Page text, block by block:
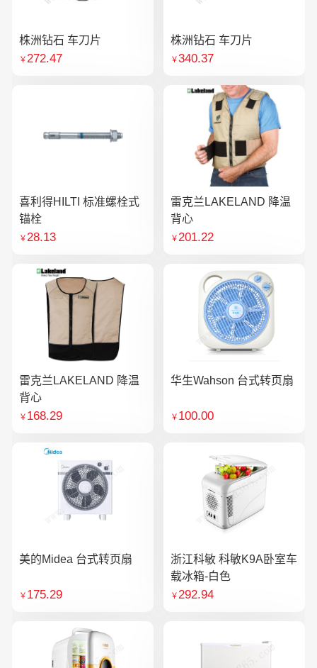
株洲钻石 车刀片
￥272.47
株洲钻石 车刀片
￥340.37
喜利得HILTI 标准螺栓式
锚栓
￥28.13
雷克兰LAKELAND 降温
背心
￥201.22
雷克兰LAKELAND 降温
背心
￥ 168.29
华生Wahson 台式转页扇
￥ 100.00
美的Midea 台式转页扇
￥ 175.29
浙江科敏 科敏K9A卧室车
载冰箱-白色
￥292.94